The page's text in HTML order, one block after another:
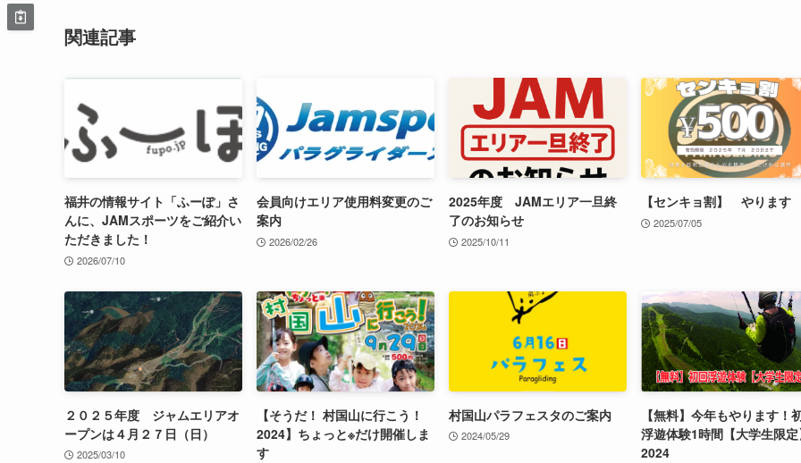
関連記事
福井の情報サイト「ふーぽ」さ
んに、JAMスポーツをご紹介い
ただきました！
2026/07/10
会員向けエリア使用料変更のご
案内
2026/02/26
2025年度 JAMエリア一旦終
了のお知らせ
2025/10/11
【センキョ割】 やります
2025/07/05
２０２５年度 ジャムエリアオ
ープンは４月２７日（日）
2025/03/10
【そうだ！ 村国山に行こう！
2024】ちょっと※だけ開催しま
す
村国山パラフェスタのご案内
2024/05/29
【無料】今年もやります！
浮遊体験1時間【大学生限
2024